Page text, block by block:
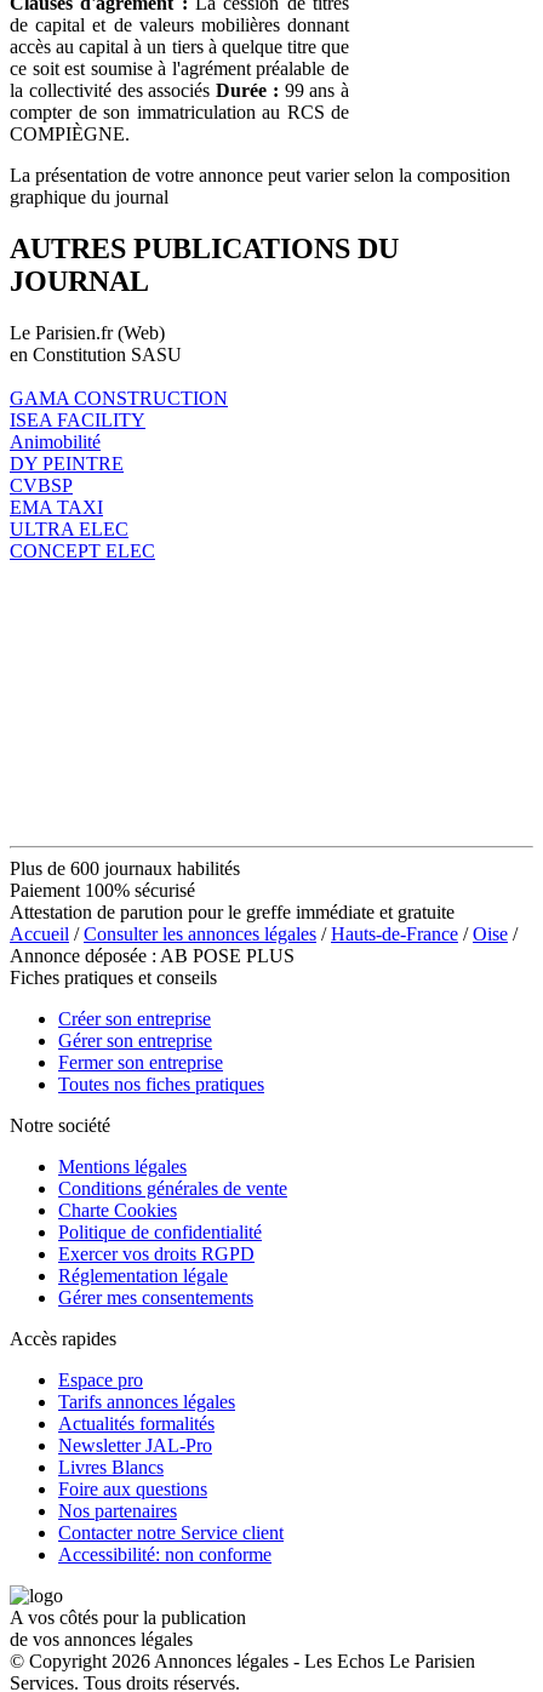
de capital et de valeurs mobilières donnant
accès au capital à un tiers à quelque titre que
ce soit est soumise à l'agrément préalable de
la collectivité des associés Durée : 99 ans à
compter de son immatriculation au RCS de
COMPIÈGNE.
La présentation de votre annonce peut varier selon la composition
graphique du journal
AUTRES PUBLICATIONS DU
JOURNAL
Le Parisien.fr (Web)
en Constitution SASU
GAMA CONSTRUCTION
ISEA FACILITY
Animobilité
DY PEINTRE
CVBSP
EMA TAXI
ULTRA ELEC
CONCEPT ELEC
Plus de 600 journaux habilités
Paiement 100% sécurisé
Attestation de parution pour le greffe immédiate et gratuite
Accueil /Consulter les annonces légales /Hauts-de-France /Oise /
Annonce déposée : AB POSE PLUS
Fiches pratiques et conseils
Créer son entreprise
Gérer son entreprise
Fermer son entreprise
Toutes nos fiches pratiques
Notre société
Mentions légales
Conditions générales de vente
Charte Cookies
Politique de confidentialité
Exercer vos droits RGPD
Réglementation légale
Gérer mes consentements
Accès rapides
Espace pro
Tarifs annonces légales
Actualités formalités
Newsletter JAL-Pro
Livres Blancs
Foire aux questions
Nos partenaires
Contacter notre Service client
Accessibilité: non conforme
A vos côtés pour la publication
de vos annonces légales
© Copyright 2026 Annonces légales - Les Echos Le Parisien
Services. Tous droits réservés.